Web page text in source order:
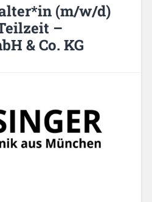
(m/w/d)
–
& Co. KG